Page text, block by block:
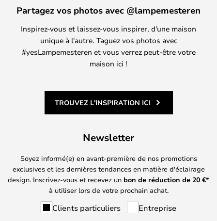
Partagez vos photos avec @lampemesteren
Inspirez-vous et laissez-vous inspirer, d'une maison
unique à l'autre. Taguez vos photos avec
#yesLampemesteren et vous verrez peut-être votre
maison ici !
TROUVEZ L'INSPIRATION ICI
Newsletter
Soyez informé(e) en avant-première de nos promotions
exclusives et les dernières tendances en matière d'éclairage
design. Inscrivez-vous et recevez un bon de réduction de 20 €*
à utiliser lors de votre prochain achat.
Clients particuliers Entreprise